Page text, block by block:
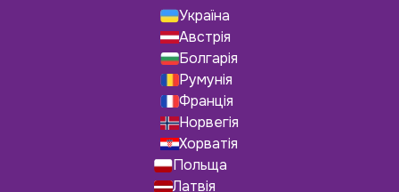
Україна
Австрія
Болгарія
Румунія
Франція
Норвегія
Хорватія
Польща
Латвія